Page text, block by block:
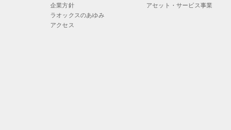
企業方針
ラオックスのあゆみ
アクセス
アセット・サービス事業